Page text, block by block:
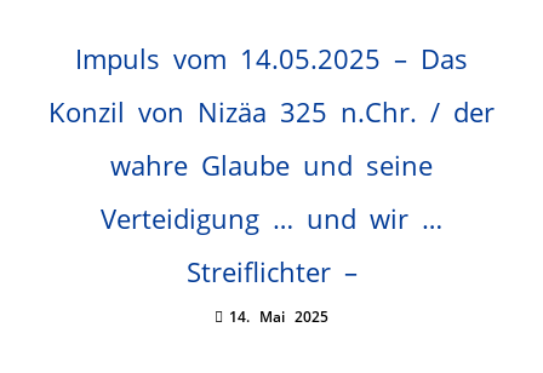
Impuls vom 14.05.2025 – Das
Konzil von Nizäa 325 n.Chr. / der
wahre Glaube und seine
Verteidigung … und wir …
Streiflichter –
14. Mai 2025